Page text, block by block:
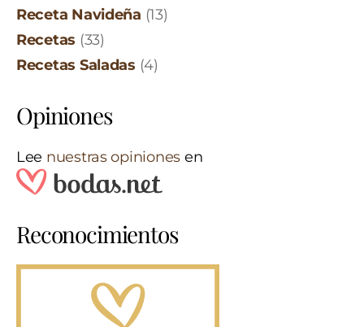
Receta Navideña (13)
Recetas (33)
Recetas Saladas (4)
Opiniones
Lee nuestras opiniones en
Reconocimientos